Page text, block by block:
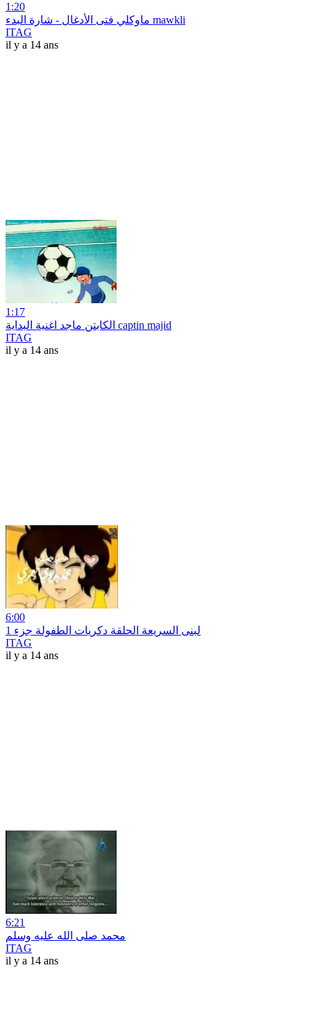
1:20
ماوكلي فتى الأدغال - شارة البدء mawkli‎
ITAG
il y a 14 ans
1:17
الكابتن ماجد اغنية البداية captin majid
ITAG
il y a 14 ans
6:00
لبنى السريعة الحلقة دكريات الطفولة جزء 1
ITAG
il y a 14 ans
6:21
محمد صلى الله عليه وسلم
ITAG
il y a 14 ans